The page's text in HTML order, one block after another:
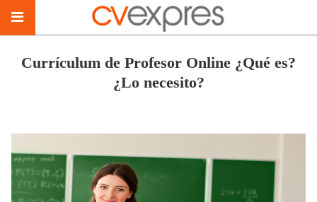
Currículum de Profesor Online ¿Qué es?
¿Lo necesito?